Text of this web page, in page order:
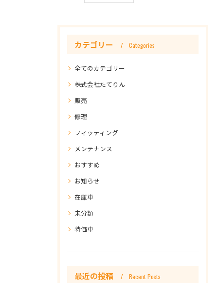
カテゴリー Categories
全てのカテゴリー
株式会社たてりん
販売
修理
フィッティング
メンテナンス
おすすめ
お知らせ
在庫車
未分類
特価車
最近の投稿 Recent Posts